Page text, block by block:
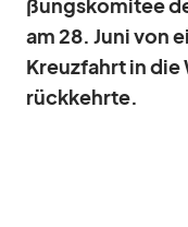
ßungs­ko­mi­tee
am 28. Juni von
Kreuz­fahrt in
rück­kehrte.